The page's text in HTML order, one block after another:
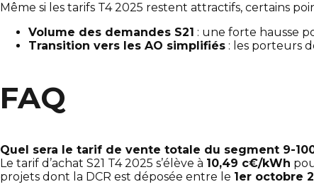
Même si les tarifs T4 2025 restent attractifs, certains
Volume des demandes S21 : une forte hausse
Transition vers les AO simplifiés : les porteurs
FAQ
Quel sera le tarif de vente totale du segment 9-
Le tarif d’achat S21 T4 2025 s’élève à 10,49 c€/kWh
projets dont la DCR est déposée entre le 1er octobre